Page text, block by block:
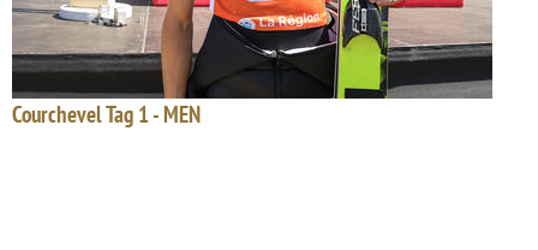
Courchevel Tag 1 - MEN